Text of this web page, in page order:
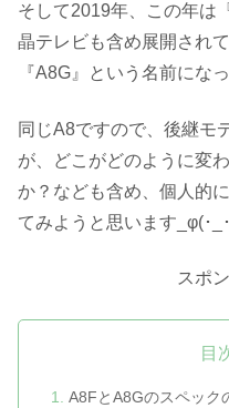
そして2019年、この年は
晶テレビも含め展開され
『A8G』という名前にな
同じA8ですので、後継モ
が、どこがどのように変
か？なども含め、個人的
てみようと思います_φ(･_･
スポ
目
A8FとA8Gのスペック